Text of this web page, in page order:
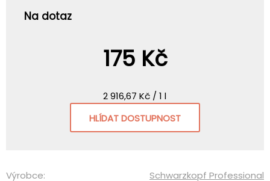
Na dotaz
175 Kč
2 916,67 Kč / 1 l
HLÍDAT DOSTUPNOST
Výrobce: Schwarzkopf Professional